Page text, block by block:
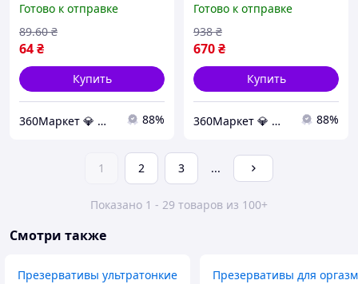
презервативы для ярких
ощущений и комфорта 1
шт
Готово к отправке
64₴
89.60 ₴
Купить
360Маркет 💎 — всё, что нужно под рукой ✅ 88%
12 шт комфорт и яркие
ощущения для двоих
Готово к отправке
670₴
938 ₴
Купить
360Маркет 💎 — всё, что нужно под рукой ✅ 88%
1 2 3 ...
Показано 1 - 29 товаров из 100+
Смотри также
Презервативы ультратонкие Презервативы для